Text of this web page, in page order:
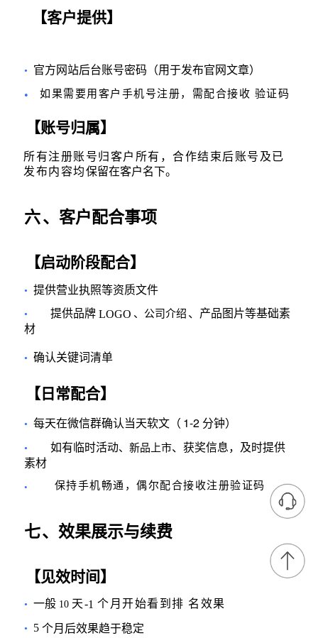
【客户提供】
• 官方网站后台账号密码（用于发布官网文章）
• 如果需要用客户手机号注册，需配合接收 验证码
【账号归属】
所有注册账号归客户所有，合作结束后账号及已
发布内容均保留在客户名下。
六、客户配合事项
【启动阶段配合】
• 提供营业执照等资质文件
•提供品牌 LOGO 、公司介绍 、产品图片等基础素
材
•确认关键词清单
【日常配合】
• 每天在微信群确认当天软文（ 1-2 分钟）
•如有临时活动、新品上市、获奖信息，及时提供
素材
• 保持手机畅通，偶尔配合接收注册验证码
七、效果展示与续费
【见效时间】
• 一般 10 天-1 个月开始看到排 名效果
• 5个月后效果趋于稳定